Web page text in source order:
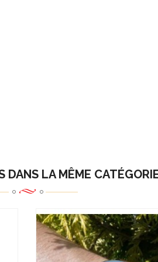
DANS LA MÊME